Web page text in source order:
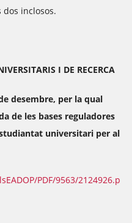
inclosos.
I DE RECERCA
desembre, per la qual
de les bases reguladores
universitari per al
PDF/9563/2124926.p